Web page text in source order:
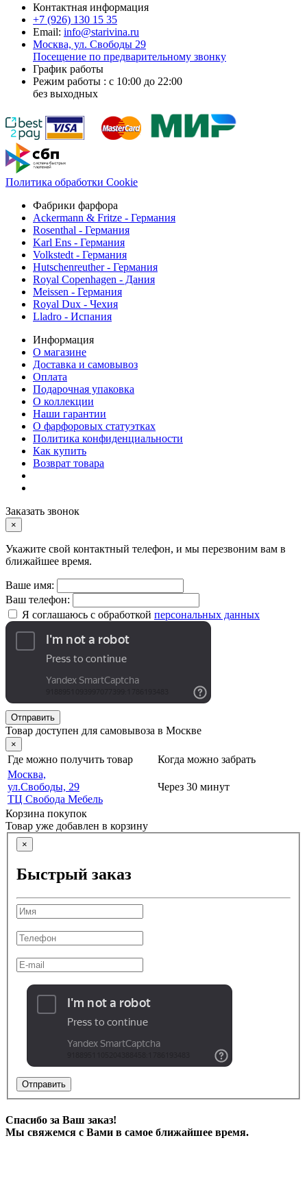
Контактная информация
+7 (926) 130 15 35
Email: info@starivina.ru
Москва, ул. Свободы 29
Посещение по предварительному звонку
График работы
Режим работы : с 10:00 до 22:00
без выходных
Политика обработки Cookie
Фабрики фарфора
Ackermann & Fritze - Германия
Rosenthal - Германия
Karl Ens - Германия
Volkstedt - Германия
Hutschenreuther - Германия
Royal Copenhagen - Дания
Meissen - Германия
Royal Dux - Чехия
Lladro - Испания
Информация
О магазине
Доставка и самовывоз
Оплата
Подарочная упаковка
О коллекции
Наши гарантии
О фарфоровых статуэтках
Политика конфиденциальности
Как купить
Возврат товара
Заказать звонок
×
Укажите свой контактный телефон, и мы перезвоним вам в
ближайшее время.
Ваше имя:
Ваш телефон:
Я соглашаюсь с обработкой персональных данных
Отправить
Товар доступен для самовывоза в Москве
×
Где можно получить товар
Когда можно забрать
Москва,
ул.Свободы, 29
ТЦ Свобода Мебель
Через 30 минут
Корзина покупок
Товар уже добавлен в корзину
×
Быстрый заказ
Отправить
Спасибо за Ваш заказ!
Мы свяжемся с Вами в самое ближайшее время.